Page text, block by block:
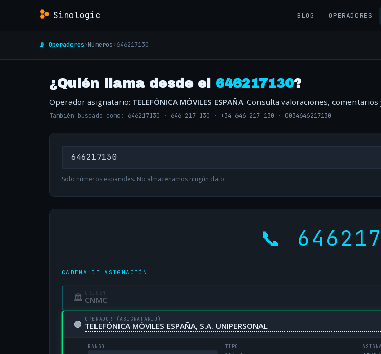
Sinologic BLOG OPERADORES
📡 Operadores›Números›646217130
¿Quién llama desde el 646217130?
Operador asignatario: TELEFÓNICA MÓVILES ESPAÑA. Consulta valoraciones,
También buscado como: 646217130 · 646 217 130 · +34 646 217 130 · 0034646217130
Solo números españoles. No almacenamos ningún dato.
📞
CADENA DE ASIGNACIÓN
🏛 ORIGEN
CNMC
🟢 OPERADOR (ASIGNATARIO)
TELEFÓNICA MÓVILES ESPAÑA, S.A. UNIPERSONAL
RANGO TIPO